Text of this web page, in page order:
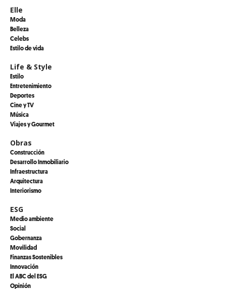
Elle
Moda
Belleza
Celebs
Estilo de vida
Life & Style
Estilo
Entretenimiento
Deportes
Cine y TV
Música
Viajes y Gourmet
Obras
Construcción
Desarrollo Inmobiliario
Infraestructura
Arquitectura
Interiorismo
ESG
Medio ambiente
Social
Gobernanza
Movilidad
Finanzas Sostenibles
Innovación
El ABC del ESG
Opinión